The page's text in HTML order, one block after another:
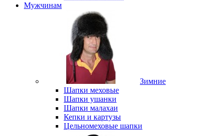
Мужчинам
Зимние
Шапки меховые
Шапки ушанки
Шапки малахаи
Кепки и картузы
Цельномеховые шапки